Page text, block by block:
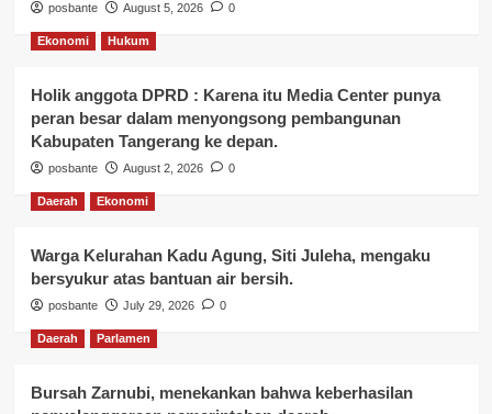
posbante August 5, 2026 0
Ekonomi Hukum
Holik anggota DPRD : Karena itu Media Center punya
peran besar dalam menyongsong pembangunan
Kabupaten Tangerang ke depan.
posbante August 2, 2026 0
Daerah Ekonomi
Warga Kelurahan Kadu Agung, Siti Juleha, mengaku
bersyukur atas bantuan air bersih.
posbante July 29, 2026 0
Daerah Parlamen
Bursah Zarnubi, menekankan bahwa keberhasilan